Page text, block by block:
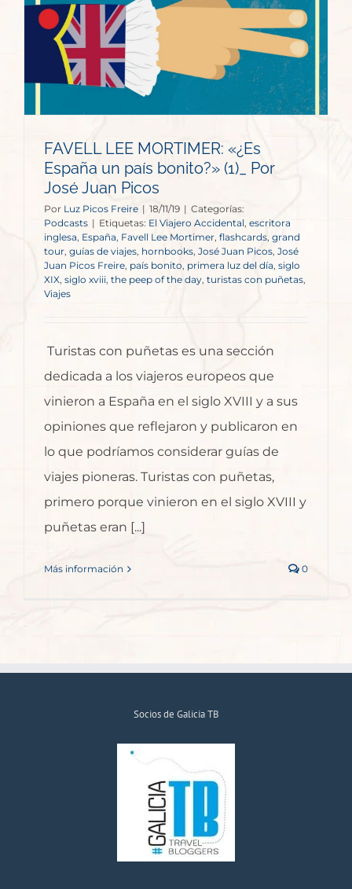
FAVELL LEE MORTIMER: «¿Es
España un país bonito?» (1)_ Por
José Juan Picos
Por Luz Picos Freire | 18/11/19 | Categorías:
Podcasts | Etiquetas: El Viajero Accidental, escritora
inglesa, España, Favell Lee Mortimer, flashcards, grand
tour, guías de viajes, hornbooks, José Juan Picos, José
Juan Picos Freire, país bonito, primera luz del día, siglo
XIX, siglo xviii, the peep of the day, turistas con puñetas,
Viajes
Turistas con puñetas es una sección
dedicada a los viajeros europeos que
vinieron a España en el siglo XVIII y a sus
opiniones que reflejaron y publicaron en
lo que podríamos considerar guías de
viajes pioneras. Turistas con puñetas,
primero porque vinieron en el siglo XVIII y
puñetas eran [...]
Más información 0
Socios de Galicia TB